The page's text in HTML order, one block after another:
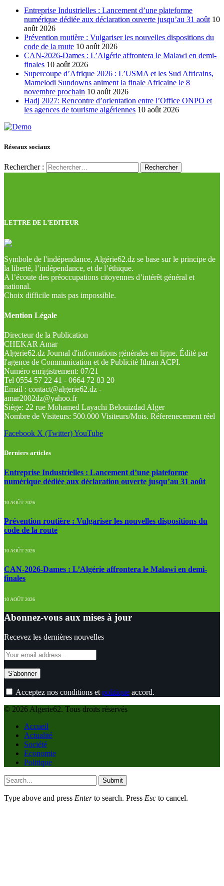
Entreprise Industrielles : Lancement d’une plateforme
numérique dédiée aux déclaration ouverte jusqu’au 31 août 10
août 2026
Prévention routière : Vulgariser les nouvelles dispositions du
code de la route 10 août 2026
CAN-2026-Dames : L’Algérie affrontera le Malawi en demi-
finales 10 août 2026
Supercoupe d’Afrique 2026 : L’USMA et les Sud Africains,
Mamelodi Sundowns animent la finale Africaine le 8
novembre prochain 10 août 2026
Hadj 2027: Rencontre d’orientation entre l’Office ONPO et
les agences de tourisme algériennes 10 août 2026
Réseaux sociaux
Rechercher :
LETTRE DE L’EDITEUR
Symbole de l'indépendance, Algérie62.dz se base sur le principe de
la liberté, l’indépendance, et de l’éthique.
A l’écoute des préoccupations citoyennes d’intérêt général et
national.
Choix difficile mais pas impossible.
Mention Légale
Directeur de la Publication
CHEKAR Amar
Algerie62.dz Journal d'informations générales en ligne. Édité par
l'agence de Communication et de Publicité Ithran ACPI.
Numéro enrigistrement: 07/21
Tel 0554 57 22 41 - 0664 72 83 20
Email : contact@algerie62.dz -
amar2002dz@yahoo.fr
Siège: 22 rue Mohamed Layachi Belouizdad Alger
Nombre de Visiteurs: 500.000 Visiteurs/Mois. Réferenecement réel
Facebook X (Twitter)YouTube
Derniers articles
Entreprise Industrielles : Lancement d’une plateforme
numérique dédiée aux déclaration ouverte jusqu’au 31 août
10 AOÛT 2026
Prévention routière : Vulgariser les nouvelles dispositions du
code de la route
10 AOÛT 2026
CAN-2026-Dames : L’Algérie affrontera le Malawi en demi-
finales
10 AOÛT 2026
Abonnez-vous aux mises à jour
Recevez les dernières nouvelles
Acceptez nos conditions et politique accord.
© 2026 Algerie62. Tous droits réservés
Accueil
Actualité
Société
Economie
Politique
Submit
Type above and press Enterto search. Press Esc to cancel.